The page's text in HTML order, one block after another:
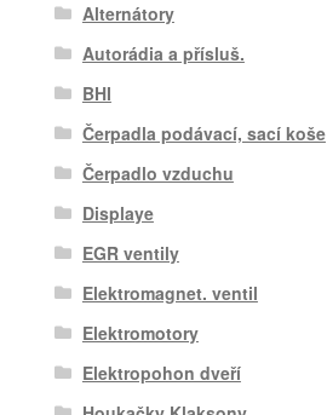
Alternátory
Autorádia a přísluš.
BHI
Čerpadla podávací, sací koše
Čerpadlo vzduchu
Displaye
EGR ventily
Elektromagnet. ventil
Elektromotory
Elektropohon dveří